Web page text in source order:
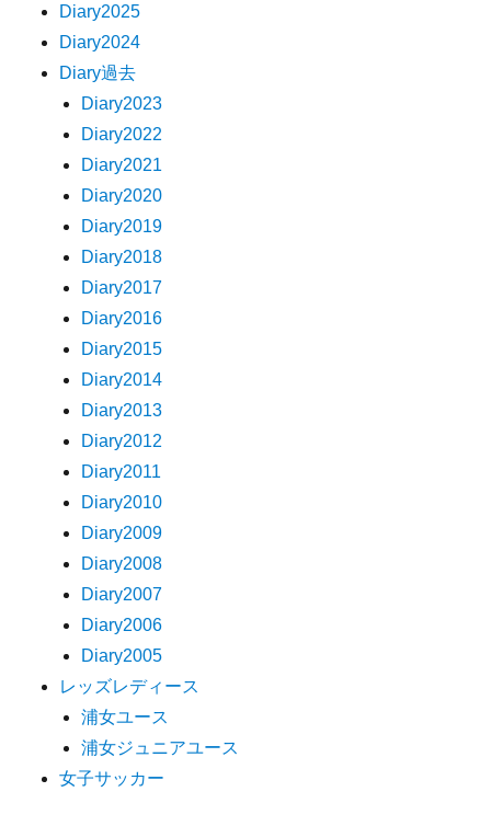
Diary2025
Diary2024
Diary過去
Diary2023
Diary2022
Diary2021
Diary2020
Diary2019
Diary2018
Diary2017
Diary2016
Diary2015
Diary2014
Diary2013
Diary2012
Diary2011
Diary2010
Diary2009
Diary2008
Diary2007
Diary2006
Diary2005
レッズレディース
浦女ユース
浦女ジュニアユース
女子サッカー